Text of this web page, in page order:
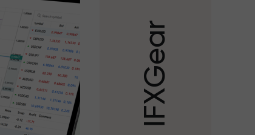
I
F
X
G
e
a
r